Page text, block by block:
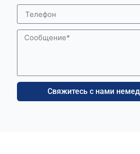
Свяжитесь с нами